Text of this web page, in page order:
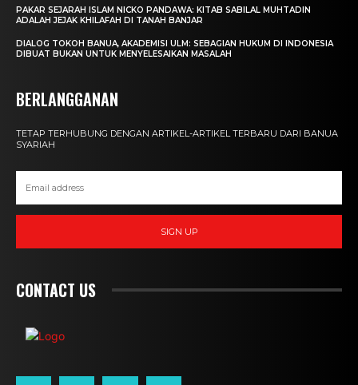
PAKAR SEJARAH ISLAM NICKO PANDAWA: KITAB SABILAL MUHTADIN
ADALAH JEJAK KHILAFAH DI TANAH BANJAR
DIALOG TOKOH BANUA, AKADEMISI ULM: SEBAGIAN HUKUM DI INDONESIA
DIBUAT BUKAN UNTUK MENYELESAIKAN MASALAH
BERLANGGANAN
TETAP TERHUBUNG DENGAN ARTIKEL-ARTIKEL TERBARU DARI BANUA
SYARIAH
SIGN UP
CONTACT US